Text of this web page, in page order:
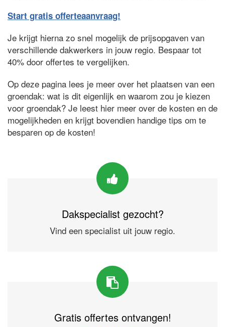
Start gratis offerteaanvraag!
Je krijgt hierna zo snel mogelijk de prijsopgaven van
verschillende dakwerkers in jouw regio. Bespaar tot
40% door offertes te vergelijken.
Op deze pagina lees je meer over het plaatsen van een
groendak: wat is dit eigenlijk en waarom zou je kiezen
voor groendak? Je leest hier meer over de kosten en de
mogelijkheden en krijgt bovendien handige tips om te
besparen op de kosten!
Dakspecialist gezocht?
Vind een specialist uit jouw regio.
Gratis offertes ontvangen!